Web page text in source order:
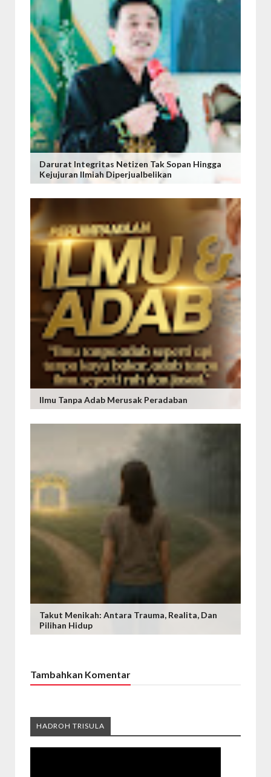
Darurat Integritas Netizen Tak Sopan Hingga
Kejujuran Ilmiah Diperjualbelikan
Ilmu Tanpa Adab Merusak Peradaban
Takut Menikah: Antara Trauma, Realita, Dan
Pilihan Hidup
Tambahkan Komentar
HADROH TRISULA